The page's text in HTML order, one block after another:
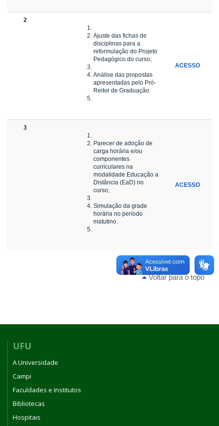
2
Ajuste das fichas de
disciplinas para a
reformulação do Projeto
Pedagógico do curso;
Análise das propostas
apresentadas pelo Pró-
Reitor de Graduação.
ACESSO
3
Parecer de adoção de
carga horária e/ou
componentes
curriculares na
modalidade Educação a
Distância (EaD) no
curso;
Simulação da grade
horária no período
matutino.
ACESSO
Voltar para o topo
UFU
A Universidade
Campi
Faculdades e Institutos
Bibliotecas
Hospitais